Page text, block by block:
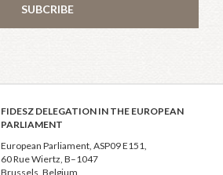
SUBCRIBE
FIDESZ DELEGATION IN THE EUROPEAN
PARLIAMENT
European Parliament, ASP09 E151,
60 Rue Wiertz, B–1047
Brussels, Belgium